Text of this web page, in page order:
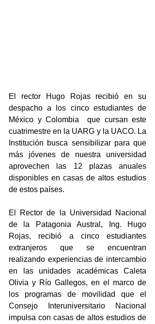
El rector Hugo Rojas recibió en su
despacho a los cinco estudiantes de
México y Colombia  que cursan este
cuatrimestre en la UARG y la UACO. La
Institución busca sensibilizar para que
más jóvenes de nuestra universidad
aprovechen las 12 plazas anuales
disponibles en casas de altos estudios
de estos países.
El Rector de la Universidad Nacional
de la Patagonia Austral, Ing. Hugo
Rojas, recibió a cinco estudiantes
extranjeros que se encuentran
realizando experiencias de intercambio
en las unidades académicas Caleta
Olivia y Río Gallegos, en el marco de
los programas de movilidad que el
Consejo Interuniversitario Nacional
impulsa con casas de altos estudios de